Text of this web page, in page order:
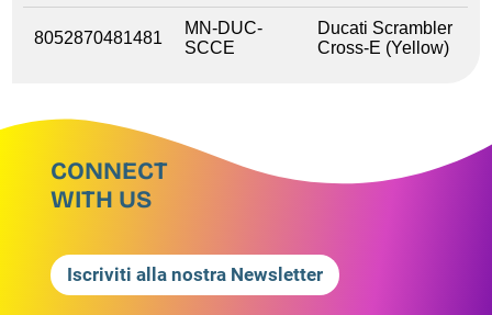
8052870481481
MN-DUC-
SCCE
Ducati Scrambler
Cross-E (Yellow)
CONNECT
WITH US
Iscriviti alla nostra Newsletter